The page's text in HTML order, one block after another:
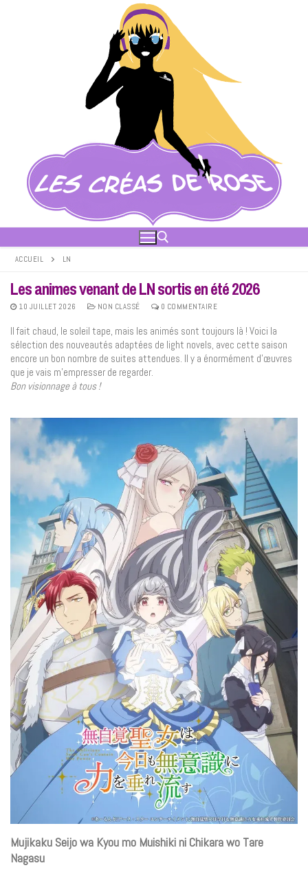
Rechercher :
ACCUEIL LN
Les animes venant de LN sortis en été 2026
10 JUILLET 2026 NON CLASSÉ 0 COMMENTAIRE
Il fait chaud, le soleil tape, mais les animés sont toujours là ! Voici la
sélection des nouveautés adaptées de light novels, avec cette saison
encore un bon nombre de suites attendues. Il y a énormément d’œuvres
que je vais m’empresser de regarder.
Bon visionnage à tous !
Mujikaku Seijo wa Kyou mo Muishiki ni Chikara wo Tare
Nagasu